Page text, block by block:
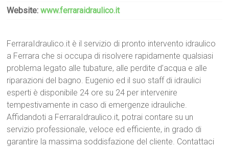
Website:www.ferraraidraulico.it
FerraraIdraulico.it è il servizio di pronto intervento idraulico
a Ferrara che si occupa di risolvere rapidamente qualsiasi
problema legato alle tubature, alle perdite d’acqua e alle
riparazioni del bagno. Eugenio ed il suo staff di idraulici
esperti è disponibile 24 ore su 24 per intervenire
tempestivamente in caso di emergenze idrauliche.
Affidandoti a FerraraIdraulico.it, potrai contare su un
servizio professionale, veloce ed efficiente, in grado di
garantire la massima soddisfazione del cliente. Contattaci